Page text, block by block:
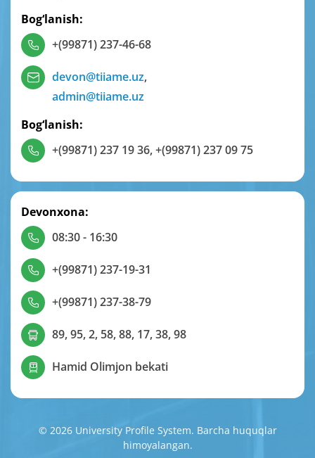
Bog‘lanish:
+(99871) 237-46-68
devon@tiiame.uz,
admin@tiiame.uz
Bog‘lanish:
+(99871) 237 19 36,+(99871) 237 09 75
Devonxona:
08:30 - 16:30
+(99871) 237-19-31
+(99871) 237-38-79
89, 95, 2, 58, 88, 17, 38, 98
Hamid Olimjon bekati
© 2026 University Profile System. Barcha huquqlar
himoyalangan.